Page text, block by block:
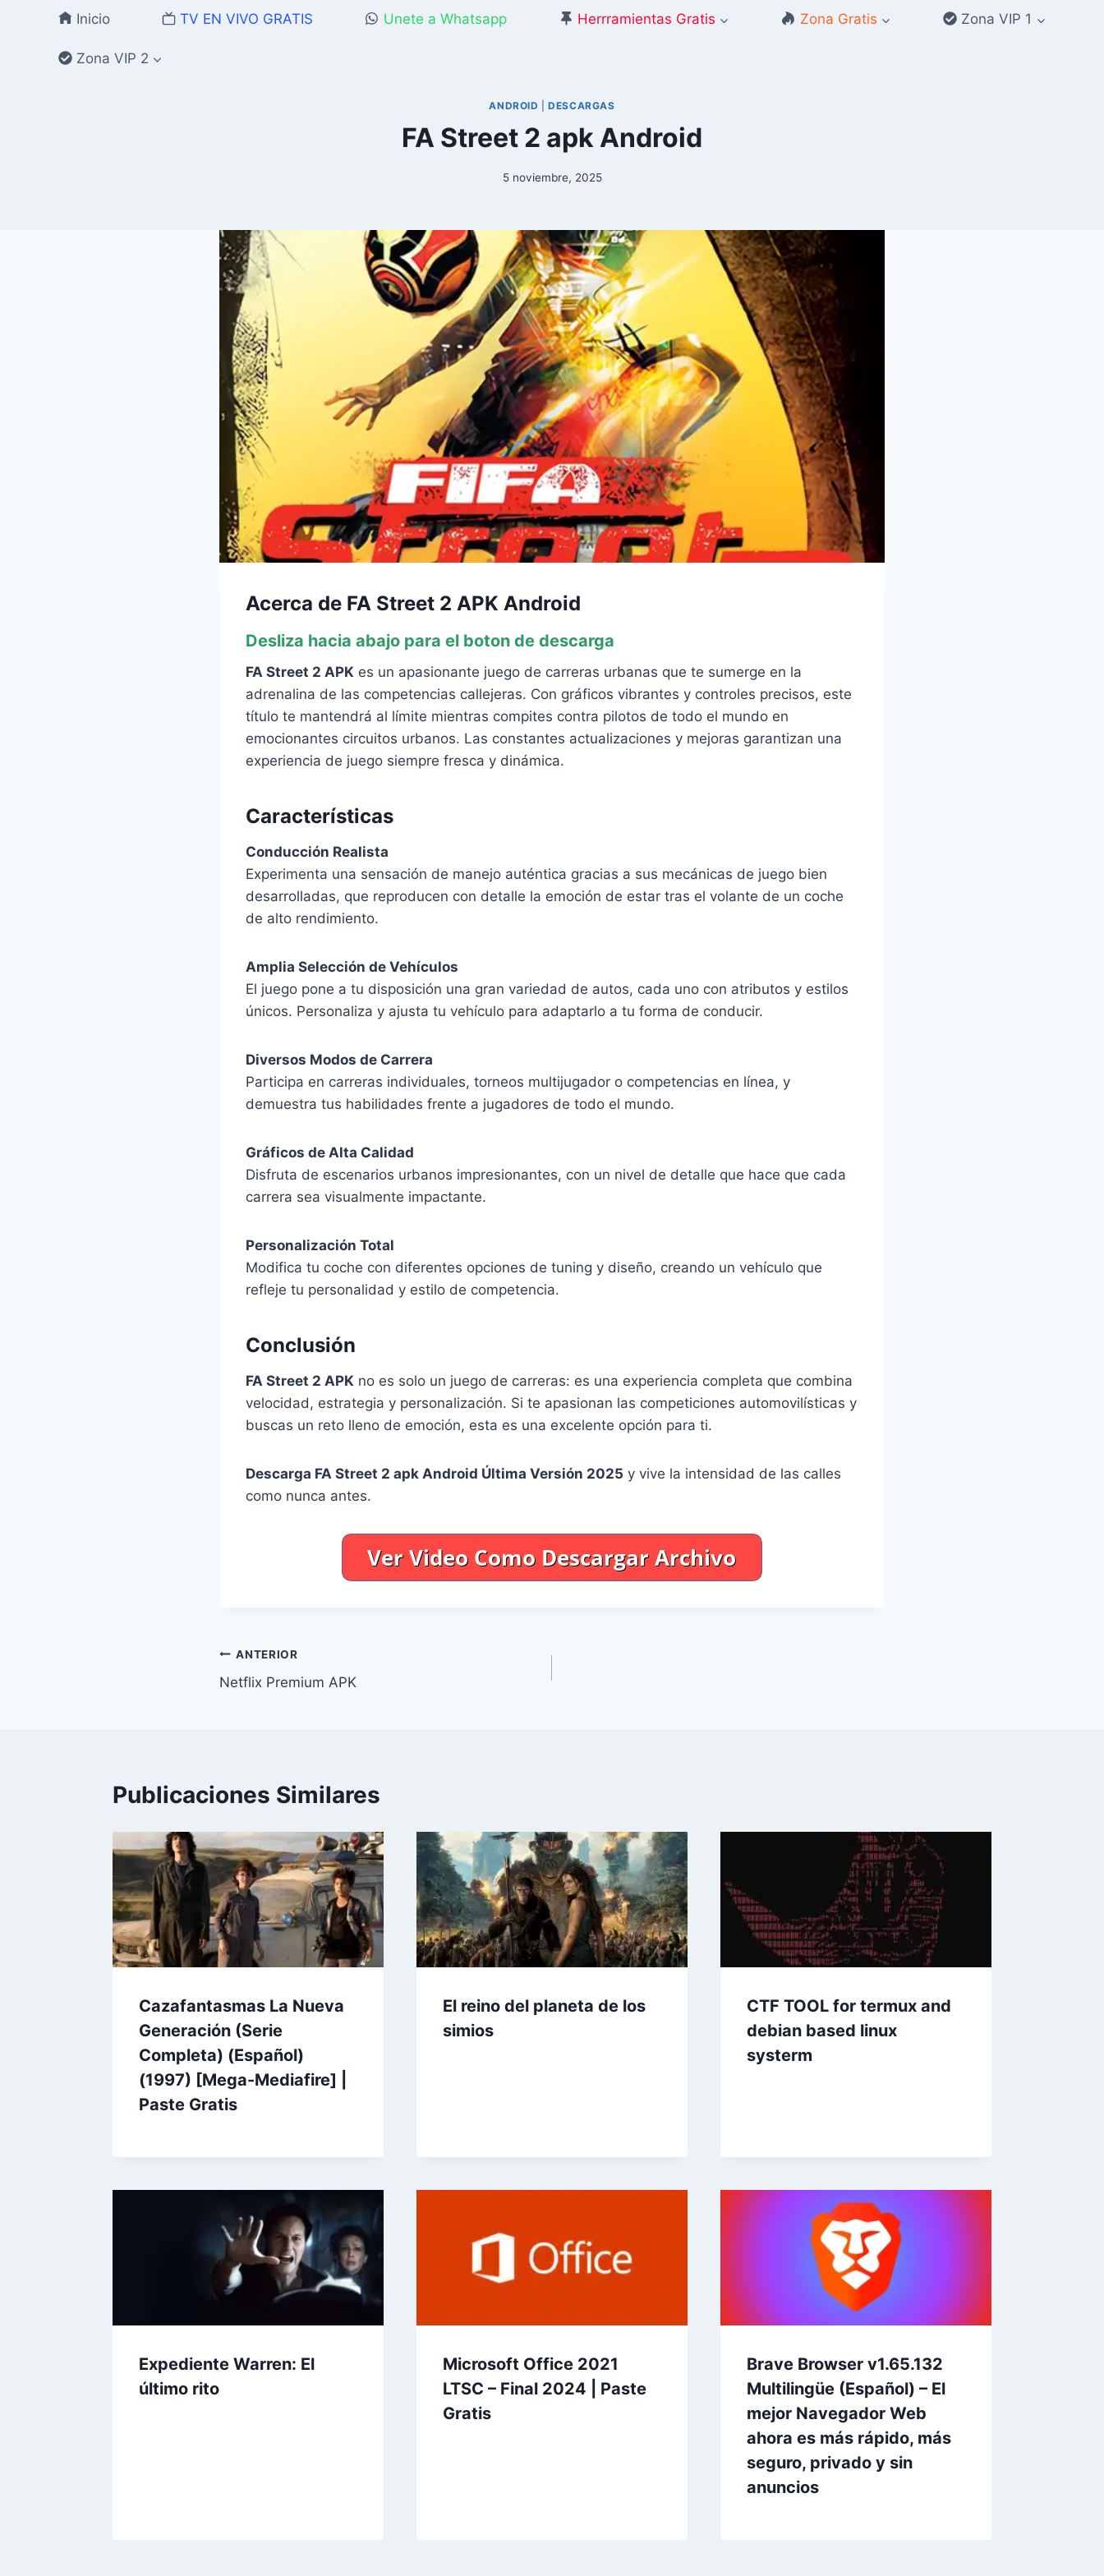
contenido
Inicio TV EN VIVO GRATIS Unete a Whatsapp Herrramientas Gratis Zona Gratis Zona VIP 1
Zona VIP 2
ANDROID |DESCARGAS
FA Street 2 apk Android
5 noviembre, 2025
Acerca de FA Street 2 APK Android
Desliza hacia abajo para el boton de descarga
FA Street 2 APK es un apasionante juego de carreras urbanas que te sumerge en la
adrenalina de las competencias callejeras. Con gráficos vibrantes y controles precisos, este
título te mantendrá al límite mientras compites contra pilotos de todo el mundo en
emocionantes circuitos urbanos. Las constantes actualizaciones y mejoras garantizan una
experiencia de juego siempre fresca y dinámica.
Características
Conducción Realista
Experimenta una sensación de manejo auténtica gracias a sus mecánicas de juego bien
desarrolladas, que reproducen con detalle la emoción de estar tras el volante de un coche
de alto rendimiento.
Amplia Selección de Vehículos
El juego pone a tu disposición una gran variedad de autos, cada uno con atributos y estilos
únicos. Personaliza y ajusta tu vehículo para adaptarlo a tu forma de conducir.
Diversos Modos de Carrera
Participa en carreras individuales, torneos multijugador o competencias en línea, y
demuestra tus habilidades frente a jugadores de todo el mundo.
Gráficos de Alta Calidad
Disfruta de escenarios urbanos impresionantes, con un nivel de detalle que hace que cada
carrera sea visualmente impactante.
Personalización Total
Modifica tu coche con diferentes opciones de tuning y diseño, creando un vehículo que
refleje tu personalidad y estilo de competencia.
Conclusión
FA Street 2 APK no es solo un juego de carreras: es una experiencia completa que combina
velocidad, estrategia y personalización. Si te apasionan las competiciones automovilísticas y
buscas un reto lleno de emoción, esta es una excelente opción para ti.
Descarga FA Street 2 apk Android Última Versión 2025 y vive la intensidad de las calles
como nunca antes.
Navegación
de
ANTERIOR
Netflix Premium APK
Publicaciones Similares
Cazafantasmas La Nueva
Generación (Serie
Completa) (Español)
(1997) [Mega-Mediafire] |
Paste Gratis
El reino del planeta de los
simios
CTF TOOL for termux and
debian based linux
systerm
Expediente Warren: El
último rito
Microsoft Office 2021
LTSC – Final 2024 | Paste
Gratis
Brave Browser v1.65.132
Multilingüe (Español) – El
mejor Navegador Web
ahora es más rápido, más
seguro, privado y sin
anuncios